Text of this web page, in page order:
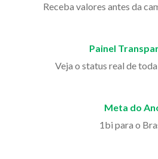
Receba valores antes da
Painel
Veja o status real de
Meta do
1bi para o